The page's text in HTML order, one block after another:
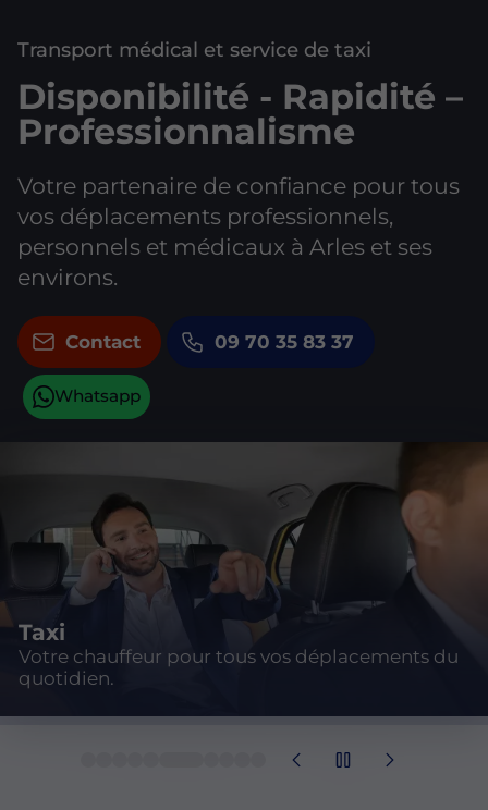
Transport médical et service de taxi
Disponibilité - Rapidité –
Professionnalisme
Votre partenaire de confiance pour tous
vos déplacements professionnels,
personnels et médicaux à Arles et ses
environs.
Contact 09 70 35 83 37
Gares
Navettes fiables et ponctuelles vers les gares.